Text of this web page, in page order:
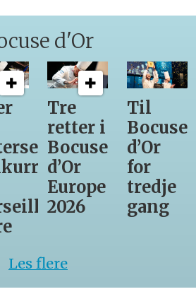
d'Or
Tre
retter i
Bocuse
d’Or
Europe
2026
Til
Bocuse
d’Or
for
tredje
gang
Les flere